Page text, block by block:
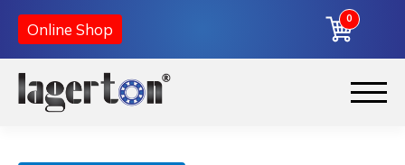
Online Shop
0
Početna